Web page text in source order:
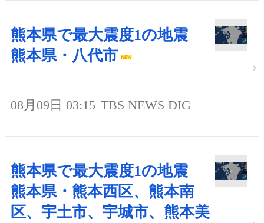
熊本県で最大震度1の地震
熊本県・八代市
08月09日 03:15 TBS NEWS DIG
熊本県で最大震度1の地震
熊本県・熊本西区、熊本南
区、宇土市、宇城市、熊本美